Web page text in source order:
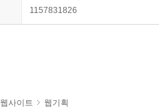
1157831826
웹사이트
웹기획